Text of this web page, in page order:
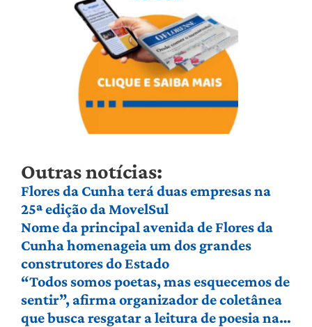
Outras notícias:
Flores da Cunha terá duas empresas na
25ª edição da MovelSul
Nome da principal avenida de Flores da
Cunha homenageia um dos grandes
construtores do Estado
“Todos somos poetas, mas esquecemos de
sentir”, afirma organizador de coletânea
que busca resgatar a leitura de poesia na